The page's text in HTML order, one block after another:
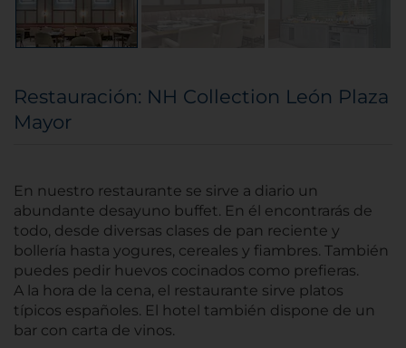
Restauración: NH Collection León Plaza
Mayor
En nuestro restaurante se sirve a diario un
abundante desayuno buffet. En él encontrarás de
todo, desde diversas clases de pan reciente y
bollería hasta yogures, cereales y fiambres. También
puedes pedir huevos cocinados como prefieras.
A la hora de la cena, el restaurante sirve platos
típicos españoles. El hotel también dispone de un
bar con carta de vinos.